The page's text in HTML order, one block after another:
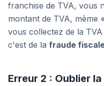
franchise de TVA, vous
montant de TVA, même
vous collectez de la
c'est de la fraude
Erreur 2 : Oublier